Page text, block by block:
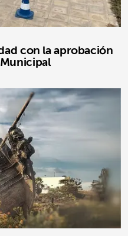
con la aprobación